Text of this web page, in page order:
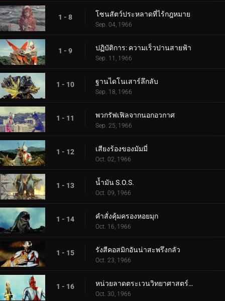
1 - 8 โซนสัตว์ประหลาดที่ไร้กฎหมาย
Sep. 04, 1966
1 - 9 ปฏิบัติการ: ความเร็วปานสายฟ้า
Sep. 11, 1966
1 - 10 ฐานไดโนเสาร์ลึกลับ
Sep. 18, 1966
1 - 11 พวกรัฟเฟิลจากนอกอวกาศ
Sep. 25, 1966
1 - 12 เสียงร้องของมัมมี่
Oct. 02, 1966
1 - 13 น้ำมัน S.O.S.
Oct. 09, 1966
1 - 14 คำสั่งคุ้มครองหอยมุก
Oct. 16, 1966
1 - 15 รังสีคอสมิกอันน่าสะพรึงกลัว
Oct. 23, 1966
1 - 16 หน่วยลาดตระเวนวิทยาศาสตร์สู่อวกาศ
Oct. 30, 1966